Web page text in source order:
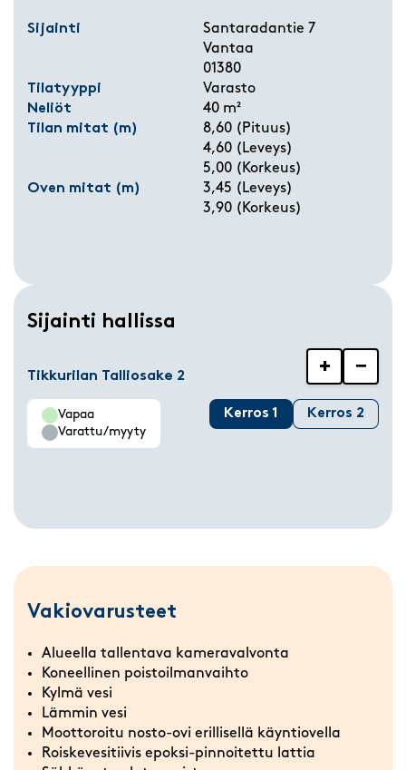
Sijainti
Santaradantie 7
Vantaa
01380
Tilatyyppi
Varasto
Neliöt
40 m²
Tilan mitat (m)
8,60 (Pituus)
4,60 (Leveys)
5,00 (Korkeus)
Oven mitat (m)
3,45 (Leveys)
3,90 (Korkeus)
Sijainti hallissa
Tikkurilan Talliosake 2 + −
Vapaa
Varattu/myyty
Kerros 1 Kerros 2
Vakiovarusteet
Alueella tallentava kameravalvonta
Koneellinen poistoilmanvaihto
Kylmä vesi
Lämmin vesi
Moottoroitu nosto-ovi erillisellä käyntiovella
Roiskevesitiivis epoksi-pinnoitettu lattia